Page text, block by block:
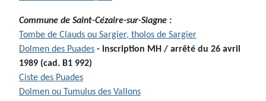
Commune de Saint-Cézaire-sur-Siagne :
Tombe de Clauds ou Sargier, tholos de Sargier
Dolmen des Puades - inscription MH / arrêté du 26 avril
1989 (cad. B1 992)
Ciste des Puades
Dolmen ou Tumulus des Vallons